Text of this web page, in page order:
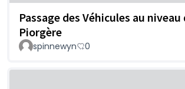
Passage des Véhicules au niveau
Piorgère
spinnewyn 0